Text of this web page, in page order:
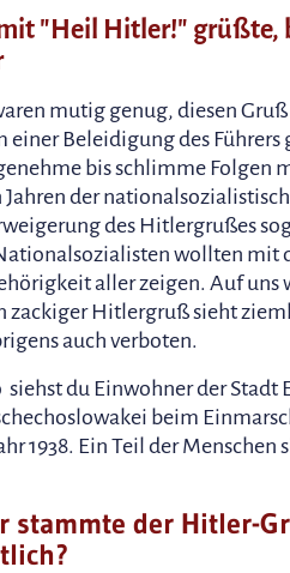
"Heil Hitler!" grüßte,
mutig genug, diesen
einer Beleidigung des Führers
bis schlimme Folgen
Jahren der
des Hitlergrußes
wollten mit
aller zeigen. Auf uns
zackiger Hitlergruß sieht
auch verboten.
du Einwohner der Stadt
beim
1938. Ein Teil der Menschen
stammte der Hitler-